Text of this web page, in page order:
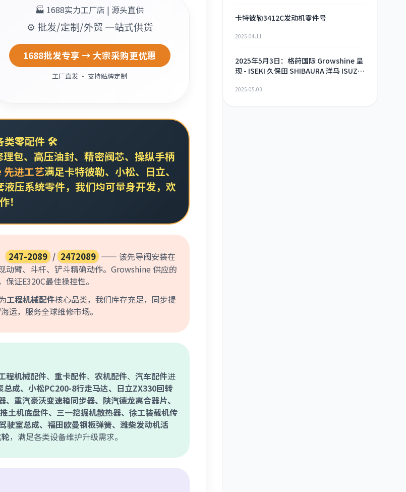
🏭 1688实力工厂店 | 源头直供
⚙️ 批发/定制/外贸 一站式供货
1688批发专享 → 大宗采购更优惠
工厂直发 · 支持贴牌定制
类零配件 🛠️
、高压油封、精密阀芯、操纵手柄
进工艺满足卡特彼勒、小松、日立、
液压系统零件，我们均可量身开发，欢
！
247-2089 / 2472089 —— 该先导阀安装在
动臂、斗杆、铲斗精确动作。Growshine 供应的
证E320C最佳操控性。
工程机械配件核心品类，我们库存充足，同步提
运，服务全球维修市场。
程机械配件、 重卡配件、 农机配件、 汽车配件进
总成、小松PC200-8行走马达、日立ZX330回转
重汽豪沃变速箱同步器、陕汽德龙离合器片、
土机底盘件、三一挖掘机散热器、徐工装载机传
驶室总成、福田欧曼钢板弹簧、潍柴发动机活
，满足各类设备维护升级需求。
卡特彼勒3412C发动机零件号
2025.04.11
2025年5月3日：格莳国际 Growshine 呈
现 - ISEKI 久保田 SHIBAURA 洋马 ISUZU
器及配件 海量现货供应
2025.05.03